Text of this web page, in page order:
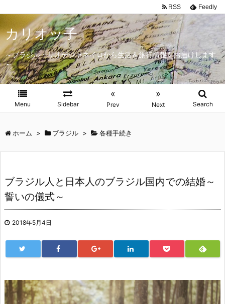
カリオッ子
～ブラジル・リオデジャネイロから生活＆旅行情報をお届けします
～
Menu Sidebar
«
Prev
»
Next Search
RSS Feedly
ホーム > ブラジル > 各種手続き
ブラジル人と日本人のブラジル国内での結婚～
誓いの儀式～
2018年5月4日